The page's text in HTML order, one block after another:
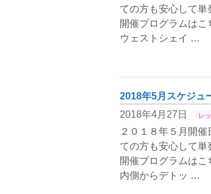
ての方も安心して単
開催プログラムは
ウェストシェイ …
2018年5月スケジュ
2018年4月27日
レ
２０１８年５月開
ての方も安心して単
開催プログラムは
内側からデトッ …